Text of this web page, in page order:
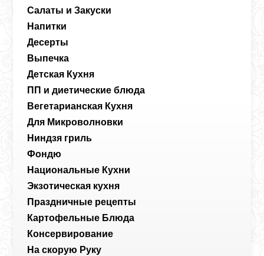
Салаты и Закуски
Напитки
Десерты
Выпечка
Детская Кухня
ПП и диетические блюда
Вегетарианская Кухня
Для Микроволновки
Ниндзя гриль
Фондю
Национальные Кухни
Экзотическая кухня
Праздничные рецепты
Картофельные Блюда
Консервирование
На скорую Руку